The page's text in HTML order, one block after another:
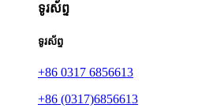
ទូរស័ព្ទ
ទូរស័ព្ទ
+86 0317 6856613
+86 (0317)6856613